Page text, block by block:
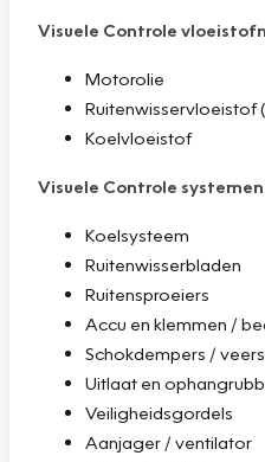
Visuele Controle
Motorolie
Ruitenwisservloeistof
Koelvloeistof
Visuele Controle systemen
Koelsysteem
Ruitenwisserbladen
Ruitensproeiers
Accu en klemmen /
Schokdempers /
Uitlaat en
Veiligheidsgordels
Aanjager / ventilator